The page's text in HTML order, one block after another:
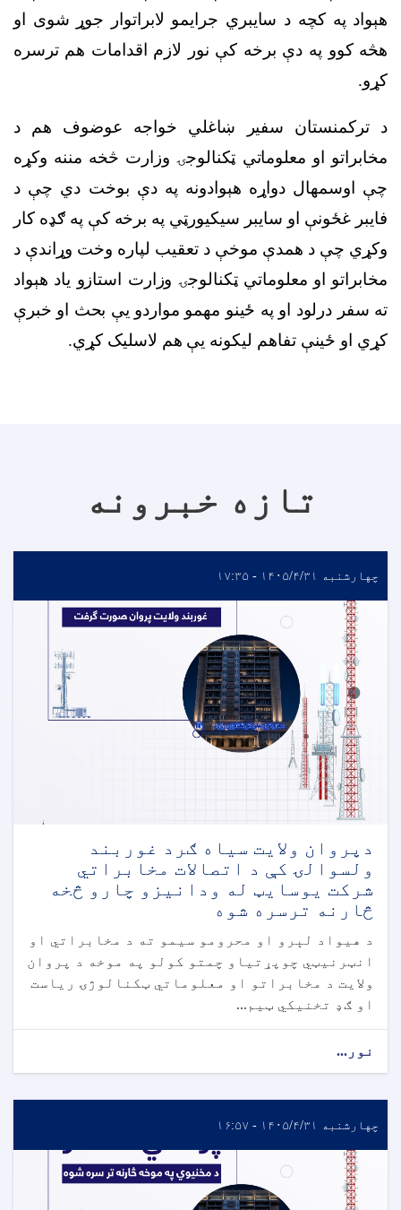
هېواد په کچه د سایبري جرایمو لابراتوار جوړ شوی او
هڅه کوو په دې برخه کې نور لازم اقدامات هم ترسره
کړو.
د ترکمنستان سفیر ښاغلي خواجه عوضوف هم د
مخابراتو او معلوماتي ټکنالوجۍ وزارت څخه مننه وکړه
چې اوسمهال دواړه هېوادونه په دې بوخت دي چې د
فایبر غځونې او سایبر سیکیورټي په برخه کې په ګډه کار
وکړي چې د همدې موخې د تعقیب لپاره وخت وړاندې د
مخابراتو او معلوماتي ټکنالوجۍ وزارت استازو یاد هېواد
ته سفر درلود او په ځینو مهمو مواردو یې بحث او خبرې
کړي او ځینې تفاهم لیکونه یې هم لاسلیک کړي.
تازه خبرونه
چهارشنبه ۱۴۰۵/۴/۳۱ - ۱۷:۳۵
دپروان ولایت سیاه ګرد غوربند
ولسوالۍ کې د اتصالات مخابراتي
شرکت یوسایټ له ودانیزو چارو څخه
څارنه ترسره شوه
د هیواد لېرو او محرومو سیمو ته د مخابراتي او
انټرنیټي چوپړتیاو چمتو کولو په موخه د پروان
ولایت د مخابراتو او معلوماتي ټکنالوژۍ ریاست
او ګډ تخنیکي ټیم...
نور...
چهارشنبه ۱۴۰۵/۴/۳۱ - ۱۶:۵۷